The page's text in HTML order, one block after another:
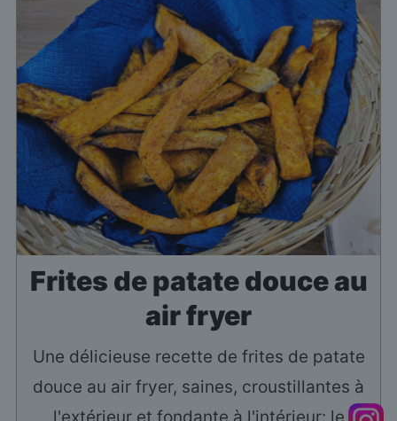
Frites de patate douce au
air fryer
Une délicieuse recette de frites de patate
douce au air fryer, saines, croustillantes à